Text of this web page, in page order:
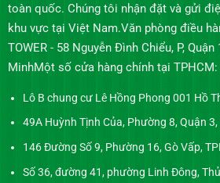
toàn quốc. Chúng tôi nhận đặt và gửi
khu vực tại Việt Nam.Văn phòng điều
TOWER - 58 Nguyễn Đình Chiểu, P,
MinhMột số cửa hàng chính tại TPHCM:
Lô B chung cư Lê Hồng Phong 001 Hồ
49A Huỳnh Tịnh Của, Phường 8, Quận 3,
146 Đường Số 9, Phường 16, Gò Vấp,
Số 36, đường 41, phường Linh Đông,